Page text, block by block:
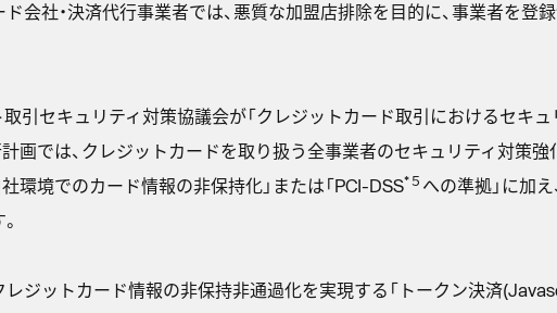
会社・決済代行事業者では、悪質な加盟店排除を目的に、事業者を登
引セキュリティ対策協議会が「クレジットカード取引におけるセキュ
画では、クレジットカードを取り扱う全事業者のセキュリティ対策強
環境でのカード情報の非保持化」または「PCI-DSS*５ への準拠」に加え
ジットカード情報の非保持非通過化を実現する「トークン決済